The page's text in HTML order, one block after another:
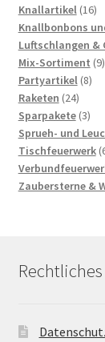
Knallartikel 1616
Knallbonbons
Luftschlangen
Mix-Sortiment 99
Partyartikel 88
Raketen 2424
Sparpakete 33
Sprueh- und
Tischfeuerwerk
Zaubersterne &
Rechtliches